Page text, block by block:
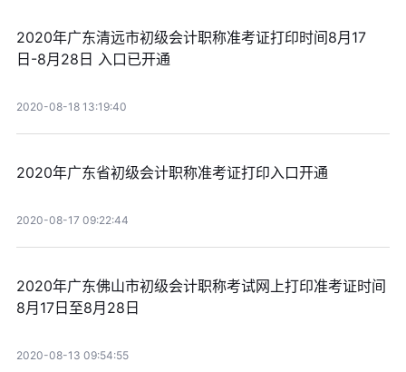
2020年广东清远市初级会计职称准考证打印时间8月17
日-8月28日 入口已开通
2020-08-18 13:19:40
2020年广东省初级会计职称准考证打印入口开通
2020-08-17 09:22:44
2020年广东佛山市初级会计职称考试网上打印准考证时间
8月17日至8月28日
2020-08-13 09:54:55